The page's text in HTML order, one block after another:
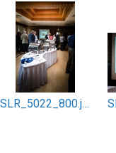
SLR_5022_800.jpg